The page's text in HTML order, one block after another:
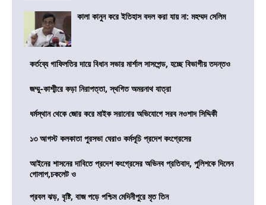
কালা কানুন করে ইতিহাস বদল করা যায় না: মহম্মদ সেলিম
কর্তব্যে গাফিলতির দায়ে বিধান সভার মার্শাল সাসপেন্ড, হচ্ছে বিভাগীয় তদন্তও
জম্মু-কাশ্মীরে কড়া নিরাপত্তা, স্থগিত অমরনাথ যাত্রা
ধর্মস্থান থেকে জোর করে মাইক সরানোর অভিযোগে সরব নওশাদ সিদ্দিকী
১৩ আগস্ট কলকাতা পুরসভা ঘেরাও কর্মসূচি প্রদেশ কংগ্রেসের
আইনের শাসনের দাবিতে প্রদেশ কংগ্রেসের অভিনব প্রতিবাদ, পুলিশকে দিলেন
গোলাপ,চকলেট ও
প্রবল ঝড়, বৃষ্টি, বাজ পড়ে পশ্চিম মেদিনীপুরে মৃত তিন